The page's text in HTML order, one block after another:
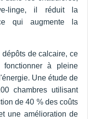
linge, il réduit la
qui augmente la
de calcaire, ce
à pleine
Une étude de
chambres utilisant
de 40 % des coûts
une amélioration de